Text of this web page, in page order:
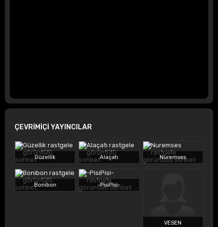
ÇEVRİMİÇİ YAYINCILAR
Güzellik Alaçatı Nuremses
Bonibon -PisiPisi-
VESEN